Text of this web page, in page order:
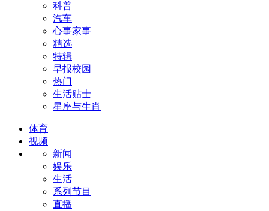
科普
汽车
心事家事
精选
特辑
早报校园
热门
生活贴士
星座与生肖
体育
视频
新闻
娱乐
生活
系列节目
直播